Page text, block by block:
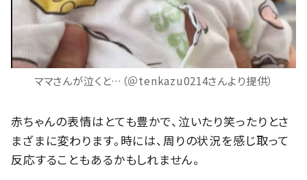
ママさんが泣くと…（＠tenkazu0214さんより提供）
赤ちゃんの表情はとても豊かで、泣いたり笑ったりとさ
まざまに変わります。時には、周りの状況を感じ取って
反応することもあるかもしれません。